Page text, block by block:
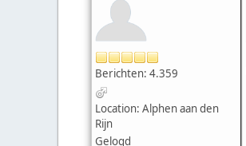
Berichten: 4.359
Location: Alphen aan den
Rijn
Gelogd